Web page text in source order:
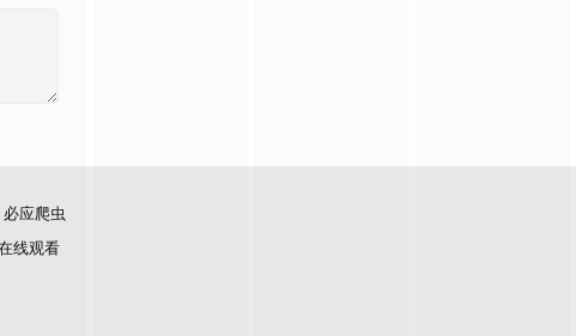
必应爬虫
线观看